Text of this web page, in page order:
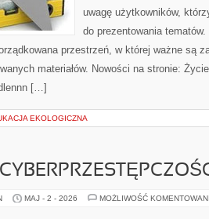
uwagę użytkowników,
do prezentowania
przestrzeń, w której ważne są
materiałów. Nowości na stronie:
[…]
EKOLOGICZNA
MAJ - 2 - 2026 MOŻLIWOŚĆ